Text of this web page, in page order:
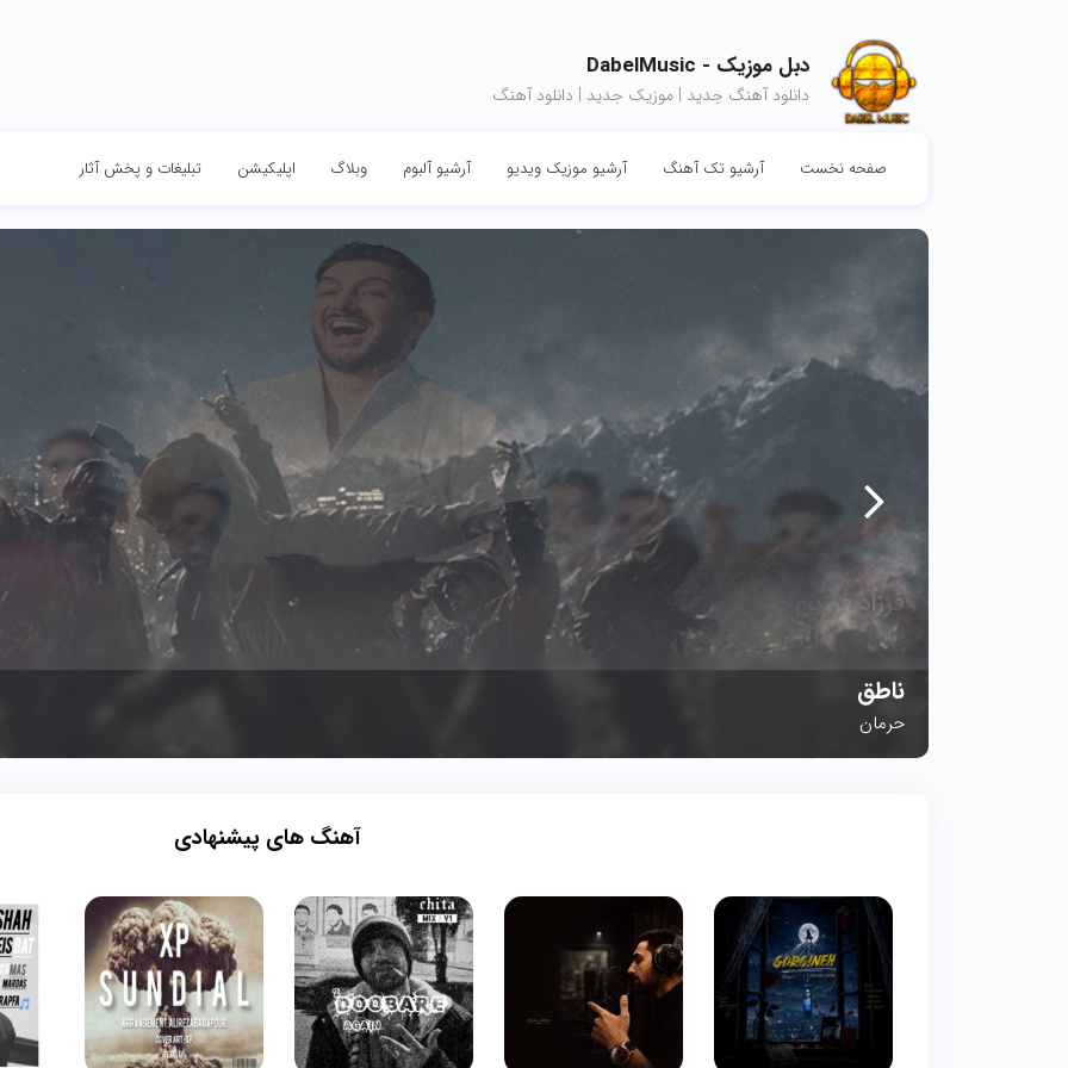
دبل موزیک - DabelMusic
دانلود آهنگ جدید | موزیک جدید | دانلود آهنگ
صفحه نخست آرشیو تک آهنگ آرشیو موزیک ویدیو آرشیو آلبوم وبلاگ اپلیکیشن تبلیغات و پخش آثار
ناطق
حرمان
آهنگ های پیشنهادی